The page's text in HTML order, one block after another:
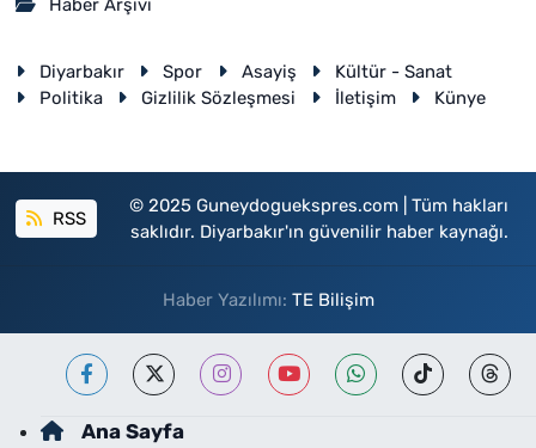
Haber Arşivi
Diyarbakır Spor Asayiş
Kültür - Sanat
Politika
Gizlilik Sözleşmesi İletişim Künye
RSS
© 2025 Guneydoguekspres.com | Tüm hakları
saklıdır. Diyarbakır'ın güvenilir haber kaynağı.
Haber Yazılımı: TE Bilişim
Ana Sayfa